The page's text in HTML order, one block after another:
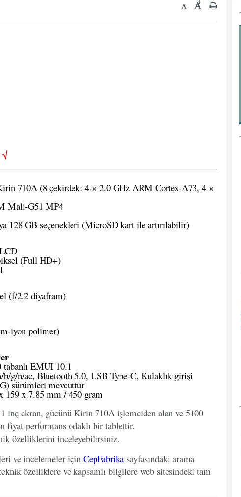
- +
710A (8 çekirdek: 4 × 2.0 GHz ARM Cortex-A73, 4 ×
Mali-G51 MP4
128 GB seçenekleri (MicroSD kart ile artırılabilir)
(Full HD+)
(f/2.2 diyafram)
iyon polimer)
EMUI 10.1
g/n/ac, Bluetooth 5.0, USB Type-C, Kulaklık girişi
sürümleri mevcuttur
159 x 7.85 mm / 450 gram
inç ekran, gücünü Kirin 710A işlemciden alan ve 5100
fiyat-performans odaklı bir tablettir.
özelliklerini inceleyebilirsiniz.
ve incelemeler içinCepFabrika sayfasındaki arama
özelliklere ve kapsamlı bilgilere web sitesindeki tam